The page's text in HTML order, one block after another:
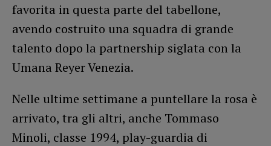
favorita in questa parte del tabellone,
avendo costruito una squadra di grande
talento dopo la partnership siglata con la
Umana Reyer Venezia.
Nelle ultime settimane a puntellare la rosa è
arrivato, tra gli altri, anche Tommaso
Minoli, classe 1994, play-guardia di